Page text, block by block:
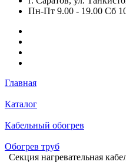
Пн-Пт 9.00 - 19.00 Сб
Главная
Каталог
Кабельный обогрев
Обогрев труб
Секция нагревательная